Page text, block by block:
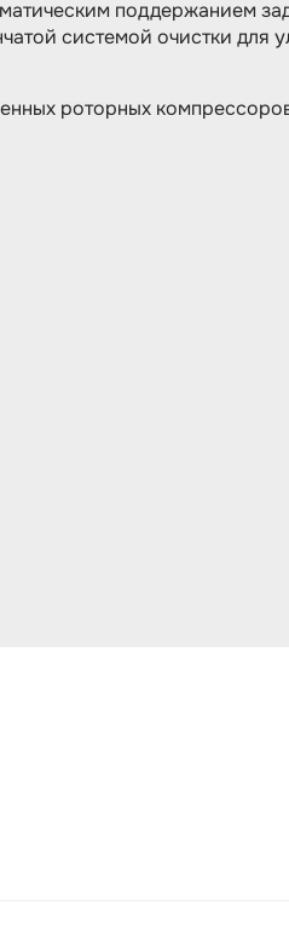
поддержанием
систе­мой очистки для
роторных